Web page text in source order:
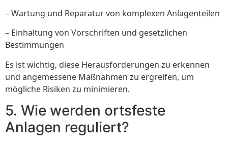
– Wartung und Reparatur von komplexen Anlagenteilen
– Einhaltung von Vorschriften und gesetzlichen
Bestimmungen
Es ist wichtig, diese Herausforderungen zu erkennen
und angemessene Maßnahmen zu ergreifen, um
mögliche Risiken zu minimieren.
5. Wie werden ortsfeste
Anlagen reguliert?